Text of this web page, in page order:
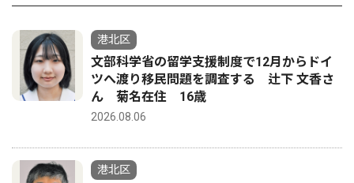
港北区
文部科学省の留学支援制度で12月からドイ
ツへ渡り移民問題を調査する 辻下 文香さ
ん 菊名在住 16歳
2026.08.06
港北区